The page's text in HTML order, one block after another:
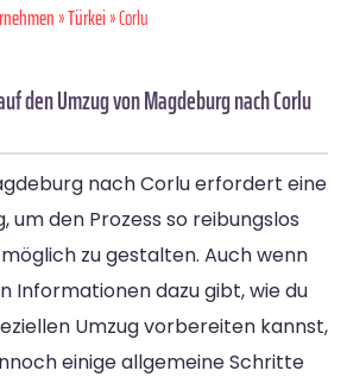
»Türkei» Corlu
den Umzug von Magdeburg nach Corlu
nach Corlu erfordert eine
um den Prozess so reibungslos
zu gestalten. Auch wenn
Informationen dazu gibt, wie du
Umzug vorbereiten kannst,
einige allgemeine Schritte